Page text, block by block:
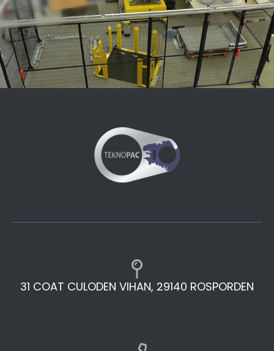
31 COAT CULODEN VIHAN, 29140 ROSPORDEN